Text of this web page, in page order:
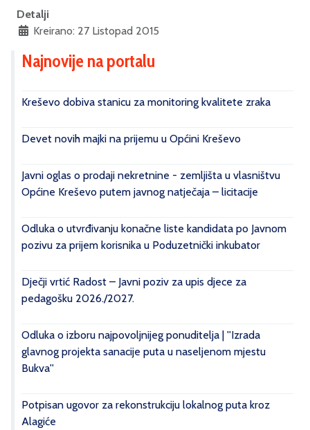
Detalji
Kreirano: 27 Listopad 2015
Najnovije na portalu
Kreševo dobiva stanicu za monitoring kvalitete zraka
Devet novih majki na prijemu u Općini Kreševo
Javni oglas o prodaji nekretnine - zemljišta u vlasništvu
Općine Kreševo putem javnog natječaja – licitacije
Odluka o utvrđivanju konačne liste kandidata po Javnom
pozivu za prijem korisnika u Poduzetnički inkubator
Dječji vrtić Radost – Javni poziv za upis djece za
pedagošku 2026./2027.
Odluka o izboru najpovoljnijeg ponuditelja | ''Izrada
glavnog projekta sanacije puta u naseljenom mjestu
Bukva''
Potpisan ugovor za rekonstrukciju lokalnog puta kroz
Alagiće